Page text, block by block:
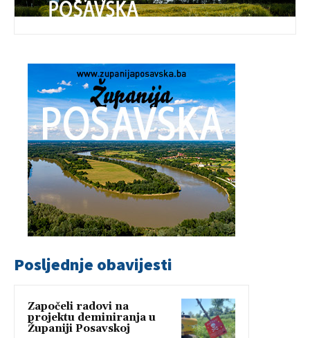
Posljednje obavijesti
Započeli radovi na
projektu deminiranja u
Županiji Posavskoj